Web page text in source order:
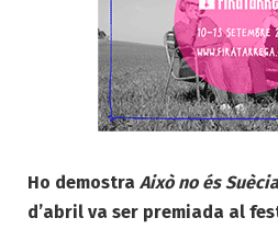
Ho demostra Això no és Suècia
d’abril va ser premiada al